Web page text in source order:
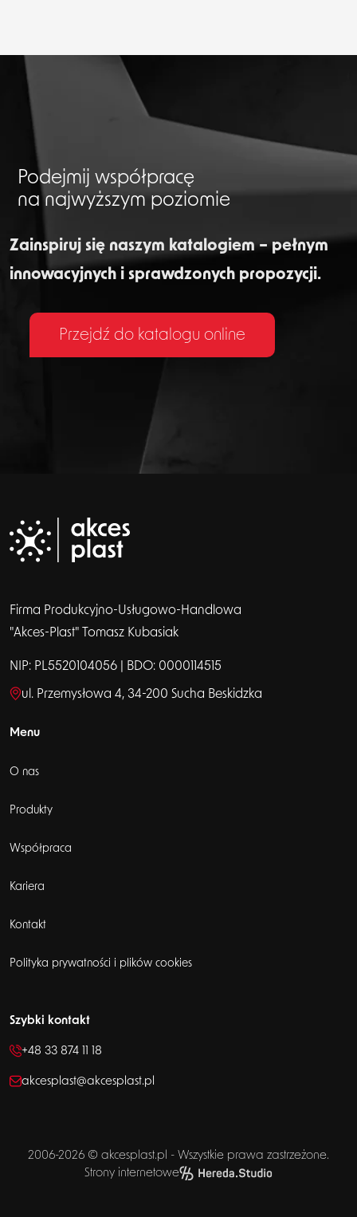
Podejmij współpracę
na najwyższym poziomie
Zainspiruj się naszym katalogiem – pełnym
innowacyjnych i sprawdzonych propozycji.
Przejdź do katalogu online
Firma Produkcyjno-Usługowo-Handlowa
"Akces-Plast" Tomasz Kubasiak
NIP: PL5520104056 | BDO: 0000114515
ul. Przemysłowa 4, 34-200 Sucha Beskidzka
Menu
O nas
Produkty
Współpraca
Kariera
Kontakt
Polityka prywatności i plików cookies
Szybki kontakt
+48 33 874 11 18
akcesplast@akcesplast.pl
2006-2026 © akcesplast.pl - Wszystkie prawa zastrzeżone.
Strony internetowe